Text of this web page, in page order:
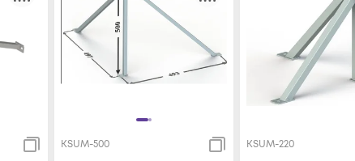
KSUM-500 KSUM-220